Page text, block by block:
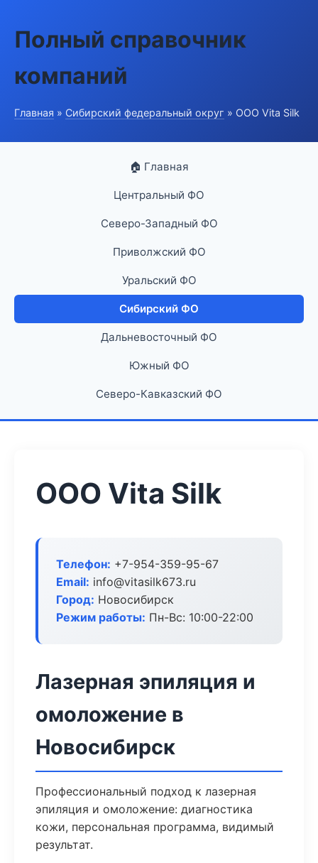
Полный справочник
компаний
Главная » Сибирский федеральный округ » ООО Vita Silk
🏠 Главная
Центральный ФО
Северо-Западный ФО
Приволжский ФО
Уральский ФО
Сибирский ФО
Дальневосточный ФО
Южный ФО
Северо-Кавказский ФО
ООО Vita Silk
Телефон: +7-954-359-95-67
Email: info@vitasilk673.ru
Город: Новосибирск
Режим работы: Пн-Вс: 10:00-22:00
Лазерная эпиляция и
омоложение в
Новосибирск
Профессиональный подход к лазерная
эпиляция и омоложение: диагностика
кожи, персональная программа, видимый
результат.